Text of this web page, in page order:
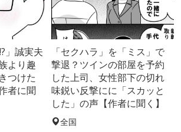
」誠実夫
より趣
つけた
者に聞
「セクハラ」を「ミス」で
撃退？ツインの部屋を予約
した上司、女性部下の切れ
味鋭い反撃にに「スカッと
した」の声【作者に聞く】
全国